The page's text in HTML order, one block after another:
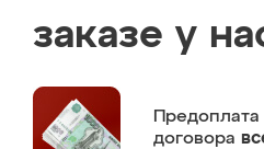
заказе у
Предоплата
договора